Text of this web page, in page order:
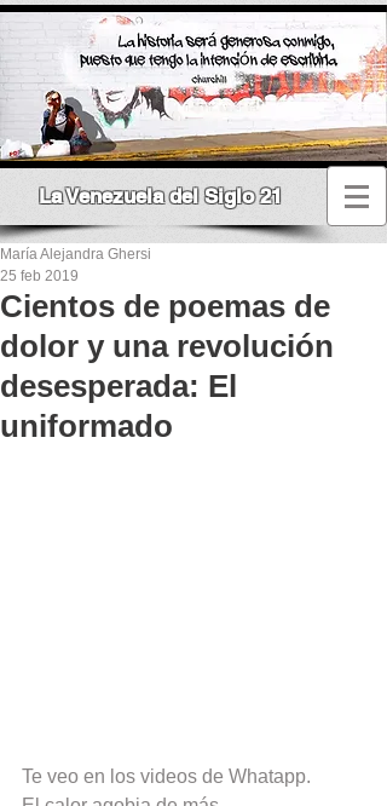
La Venezuela del Siglo 21
Cientos de poemas de
dolor y una revolución
desesperada: El
uniformado
María Alejandra Ghersi
25 feb 2019
Te veo en los videos de Whatapp.